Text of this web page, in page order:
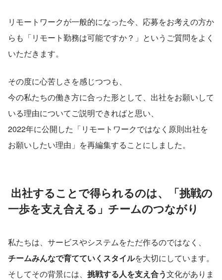
リモートワークが一般的になった今、応募をお考えの方か
らも「リモート勤務は可能ですか？」というご質問をよく
いただきます。
その度に心苦しさを感じつつも、
今の私たちの働き方に合った形として、出社をお願いして
いる理由についてご説明できればと思い、
2022年に公開した「リモートワークではなく原則出社を
お願いしたい理由」を再編集することにしました。
一歩を支え合える」チームのつながり
私たちは、サービスやシステムをただ作るのではなく、
チームみんなで育てていくスタイルを大切にしています。
そしてその背景には、 挑戦する人を支え合う文化がありま